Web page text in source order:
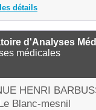
détails
d'Analyses
médicales
HENRI
Blanc-mesnil